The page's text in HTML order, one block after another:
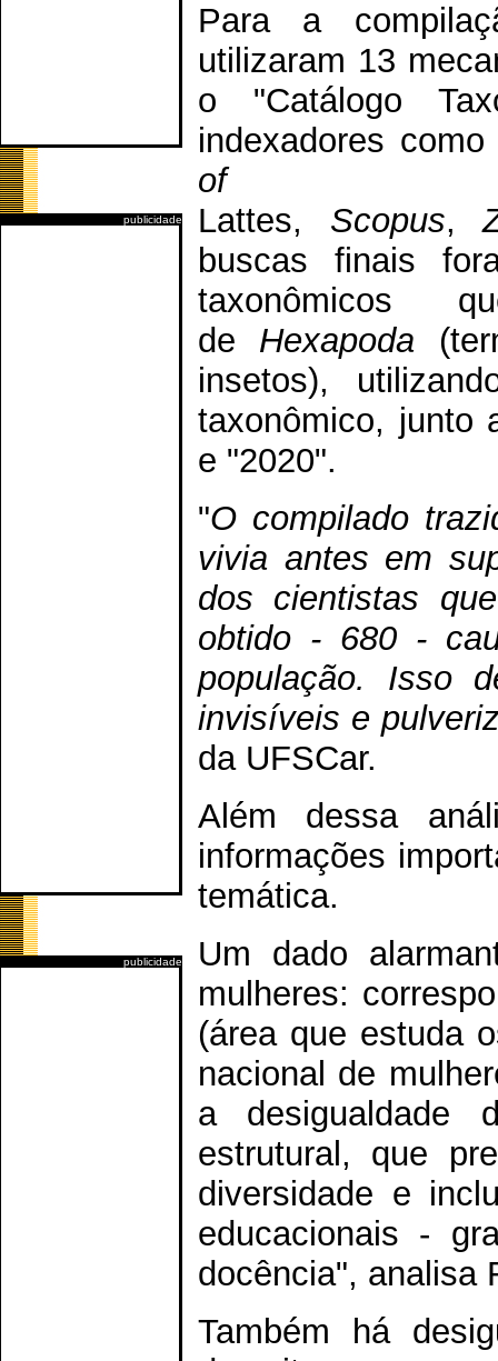
publicidade
publicidade
Para a
utilizaram 13
o "Catálogo
indexadores
of
Lattes, Scopus,
buscas finais
taxonômicos
de Hexapoda
insetos),
taxonômico, junto
e "2020".
"O compilado
vivia antes em
dos cientistas
obtido - 680 -
população. Isso
invisíveis e
da UFSCar.
Além dessa
informações
temática.
Um dado
mulheres:
(área que estuda
nacional de
a desigualdade
estrutural, que
diversidade e
educacionais -
docência", analisa
Também há